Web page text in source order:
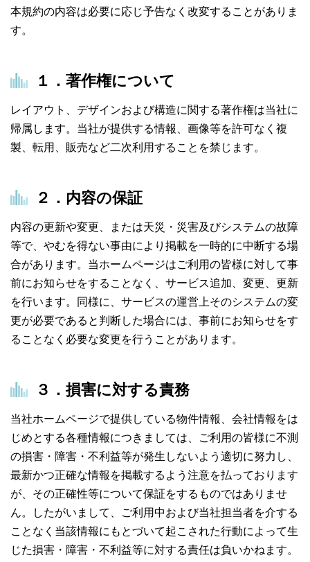
本規約の内容は必要に応じ予告なく改変することがありま
す。
１．著作権について
レイアウト、デザインおよび構造に関する著作権は当社に
帰属します。当社が提供する情報、画像等を許可なく複
製、転用、販売など二次利用することを禁じます。
２．内容の保証
内容の更新や変更、または天災・災害及びシステムの故障
等で、やむを得ない事由により掲載を一時的に中断する場
合があります。当ホームページはご利用の皆様に対して事
前にお知らせをすることなく、サービス追加、変更、更新
を行います。同様に、サービスの運営上そのシステムの変
更が必要であると判断した場合には、事前にお知らせをす
ることなく必要な変更を行うことがあります。
３．損害に対する責務
当社ホームページで提供している物件情報、会社情報をは
じめとする各種情報につきましては、ご利用の皆様に不測
の損害・障害・不利益等が発生しないよう適切に努力し、
最新かつ正確な情報を掲載するよう注意を払っております
が、その正確性等について保証をするものではありませ
ん。したがいまして、ご利用中および当社担当者を介する
ことなく当該情報にもとづいて起こされた行動によって生
じた損害・障害・不利益等に対する責任は負いかねます。